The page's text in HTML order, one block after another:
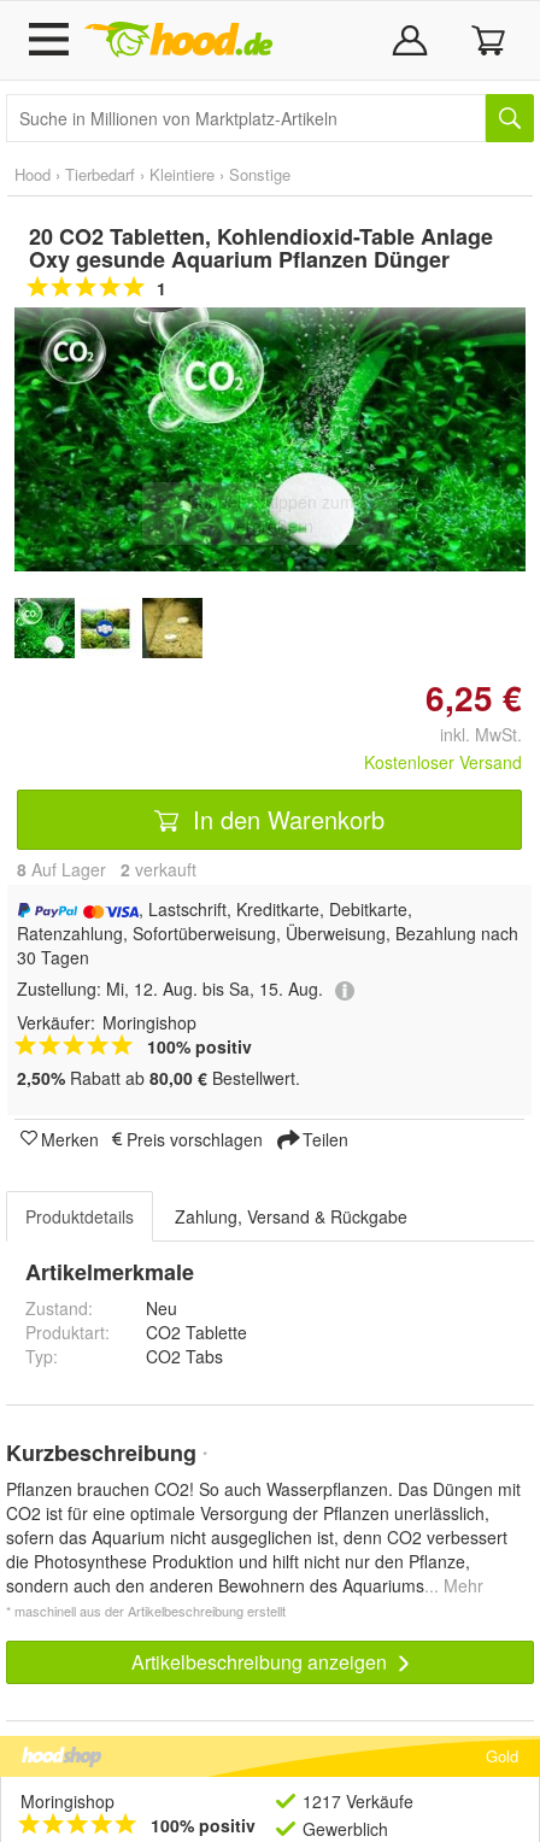
Hood › Tierbedarf › Kleintiere › Sonstige
20 CO2 Tabletten, Kohlendioxid-Table Anlage
Oxy gesunde Aquarium Pflanzen Dünger
1
Doppelt antippen zum
vergrößern
6,25 €
inkl. MwSt.
Kostenloser Versand
In den Warenkorb
8 Auf Lager 2 verkauft
, Lastschrift, Kreditkarte, Debitkarte,
Ratenzahlung, Sofortüberweisung, Überweisung, Bezahlung nach
30 Tagen
Zustellung: Mi, 12. Aug. bis Sa, 15. Aug.
Verkäufer: Moringishop
100% positiv
2,50% Rabatt ab 80,00 € Bestellwert.
Merken Preis vorschlagen Teilen
Produktdetails Zahlung, Versand & Rückgabe
Artikelmerkmale
Zustand:
Neu
Produktart:
CO2 Tablette
Typ: CO2 Tabs
Kurzbeschreibung *
Pflanzen brauchen CO2! So auch Wasserpflanzen. Das Düngen mit
CO2 ist für eine optimale Versorgung der Pflanzen unerlässlich,
sofern das Aquarium nicht ausgeglichen ist, denn CO2 verbessert
die Photosynthese Produktion und hilft nicht nur den Pflanze,
sondern auch den anderen Bewohnern des Aquariums... Mehr
* maschinell aus der Artikelbeschreibung erstellt
Artikelbeschreibung anzeigen
Gold
Moringishop
100% positiv
1217 Verkäufe
Gewerblich